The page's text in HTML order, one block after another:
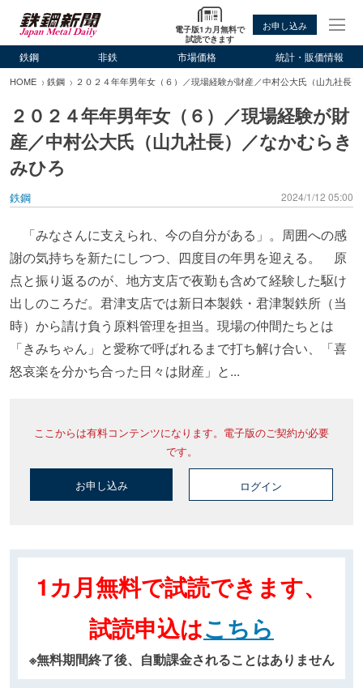
電子版1カ月無料で
試読できます
お申し込み
鉄鋼 非鉄 市場価格 統計・販価情報
HOME 鉄鋼 ２０２４年年男年女（６）／現場経験が財産／中村公大氏（山九社長
２０２４年年男年女（６）／現場経験が財
産／中村公大氏（山九社長）／なかむらき
みひろ
鉄鋼 2024/1/12 05:00
「みなさんに支えられ、今の自分がある」。周囲への感
謝の気持ちを新たにしつつ、四度目の年男を迎える。 原
点と振り返るのが、地方支店で夜勤も含めて経験した駆け
出しのころだ。君津支店では新日本製鉄・君津製鉄所（当
時）から請け負う原料管理を担当。現場の仲間たちとは
「きみちゃん」と愛称で呼ばれるまで打ち解け合い、「喜
怒哀楽を分かち合った日々は財産」と...
ここからは有料コンテンツになります。電子版のご契約が必要
です。
お申し込み ログイン
1カ月無料で試読できます、
試読申込はこちら
※無料期間終了後、自動課金されることはありません